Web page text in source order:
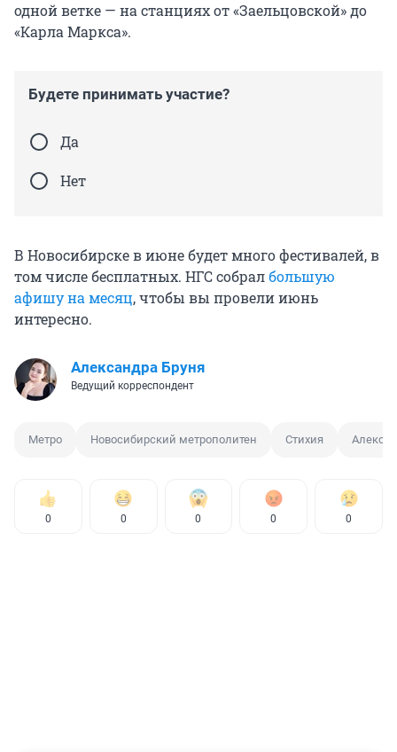
одной ветке — на станциях от «Заельцовской» до
«Карла Маркса».
Будете принимать участие?
Да
Нет
В Новосибирске в июне будет много фестивалей, в
том числе бесплатных. НГС собралбольшую
афишу на месяц, чтобы вы провели июнь
интересно.
Александра Бруня
Ведущий корреспондент
Метро Новосибирский метрополитен Стихия
0 0 0 0 0